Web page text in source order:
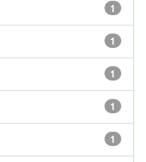
1
1
1
1
1